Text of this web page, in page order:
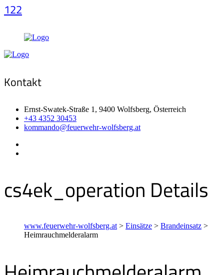
122
Kontakt
Ernst-Swatek-Straße 1, 9400 Wolfsberg, Österreich
+43 4352 30453
kommando@feuerwehr-wolfsberg.at
cs4ek_operation Details
www.feuerwehr-wolfsberg.at > Einsätze > Brandeinsatz >
Heimrauchmelderalarm